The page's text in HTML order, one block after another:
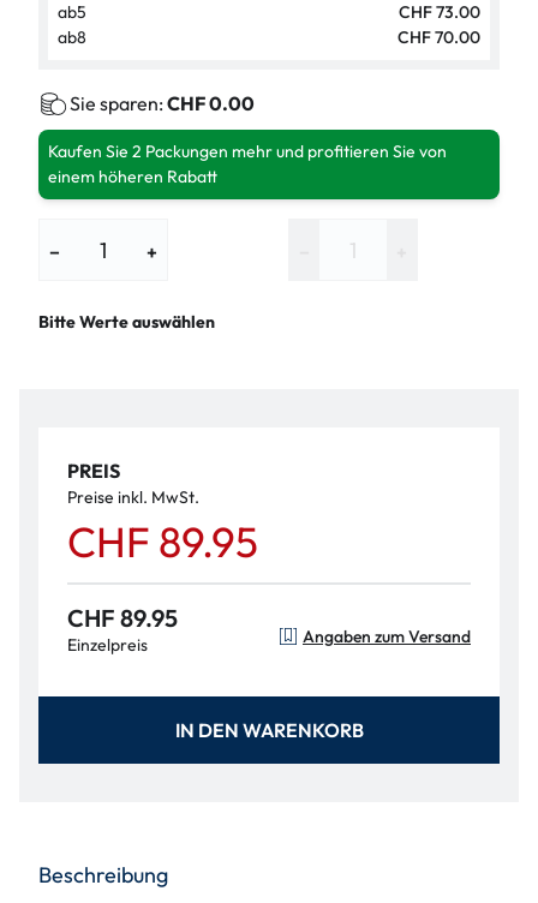
ab5
CHF 73.00
ab8 CHF 70.00
Sie sparen: CHF 0.00
Kaufen Sie 2 Packungen mehr und profitieren Sie von
einem höheren Rabatt
− +
Bitte Werte auswählen
PREIS
Preise inkl. MwSt.
CHF 89.95
CHF 89.95
Einzelpreis Angaben zum Versand
IN DEN WARENKORB
Beschreibung